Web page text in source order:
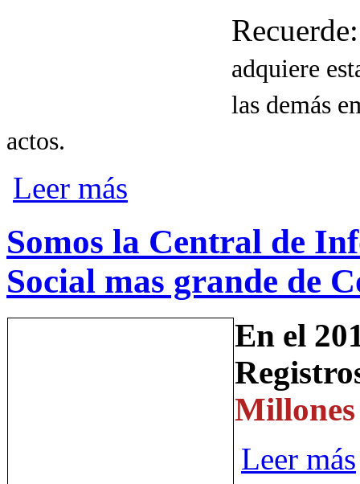
adquiere
las demás
actos.
Leer más
Somos la Central de
Social mas grande de
En el
Millones
Leer más